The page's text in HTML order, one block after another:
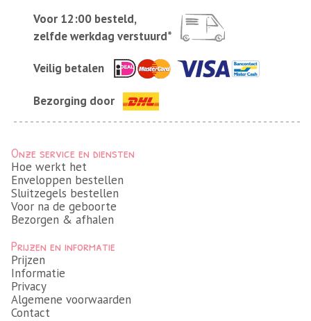
Voor 12:00 besteld,
zelfde werkdag verstuurd*
Veilig betalen
Bezorging door
Onze service en diensten
Hoe werkt het
Enveloppen bestellen
Sluitzegels bestellen
Voor na de geboorte
Bezorgen & afhalen
Prijzen en informatie
Prijzen
Informatie
Privacy
Algemene voorwaarden
Contact